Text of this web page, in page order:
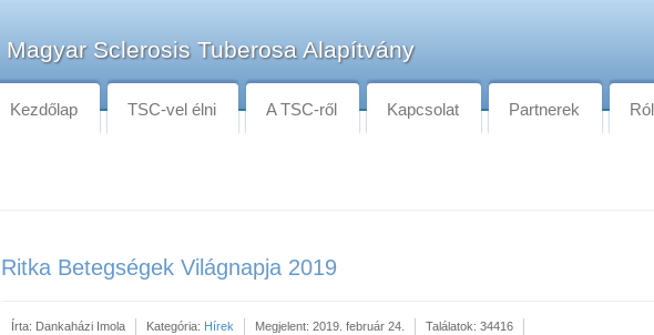
Magyar Sclerosis Tuberosa Alapítvány
Kezdőlap TSC-vel élni A TSC-ről Kapcsolat Partnerek
Ritka Betegségek Világnapja 2019
Írta: Dankaházi Imola Kategória: Hírek Megjelent: 2019. február 24. Találatok: 34416